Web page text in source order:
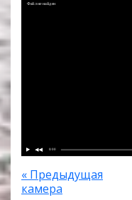
Файл не найден
0:00
« Предыдущая
камера